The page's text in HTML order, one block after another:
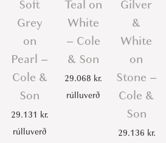
Soft
Grey
on
Pearl –
Cole &
Son
29.131 kr.
rúlluverð
Teal on
White
– Cole
& Son
29.068 kr.
rúlluverð
Gilver
&
White
on
Stone –
Cole &
Son
29.136 kr.